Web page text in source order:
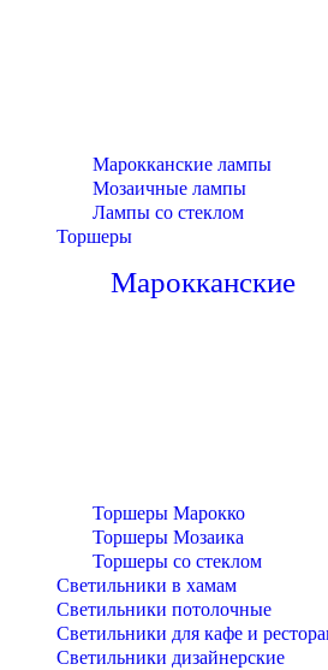
Марокканские лампы
Мозаичные лампы
Лампы со стеклом
Торшеры
Марокканские
Торшеры Марокко
Торшеры Мозаика
Торшеры со стеклом
Светильники в хамам
Светильники потолочные
Светильники для кафе и
Светильники дизайнерские